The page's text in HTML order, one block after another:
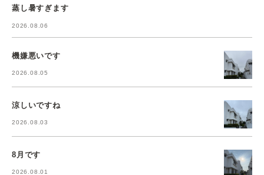
蒸し暑すぎます
2026.08.06
機嫌悪いです
2026.08.05
涼しいですね
2026.08.03
8月です
2026.08.01